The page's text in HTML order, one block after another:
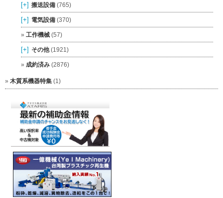
[+] 搬送設備 (765)
[+] 電気設備 (370)
工作機械 (57)
[+] その他(1921)
成約済み (2876)
木質系機器特集 (1)